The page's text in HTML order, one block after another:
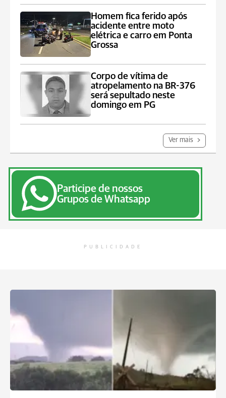
Homem fica ferido após
acidente entre moto
elétrica e carro em Ponta
Grossa
Corpo de vítima de
atropelamento na BR-376
será sepultado neste
domingo em PG
Ver mais
Participe de nossos
Grupos de Whatsapp
PUBLICIDADE